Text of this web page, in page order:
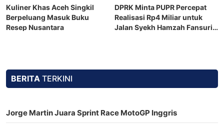
Kuliner Khas Aceh Singkil
Berpeluang Masuk Buku
Resep Nusantara
DPRK Minta PUPR Percepat
Realisasi Rp4 Miliar untuk
Jalan Syekh Hamzah Fansuri–
BERITA TERKINI
Jorge Martin Juara Sprint Race MotoGP Inggris